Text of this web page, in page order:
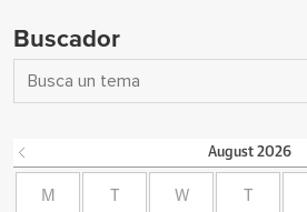
Buscador
August 2026
M W